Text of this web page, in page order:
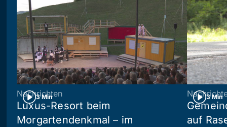
3 Min
Nachrichten
Luxus-Resort beim
Morgartendenkmal – im
3 Min
auf